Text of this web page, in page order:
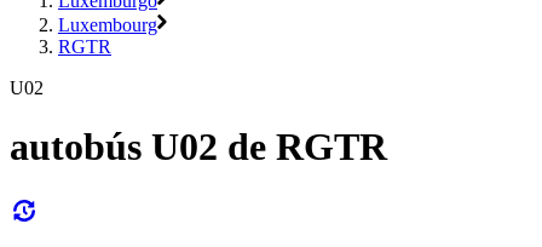
Luxembourg
RGTR
U02
autobús U02 de RGTR